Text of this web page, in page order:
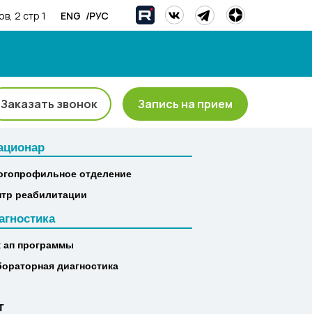
2 стр 1 ENG РУС
/
Запись на прием
Заказать звонок
отделение
реабилитации
диагностика
ап программы